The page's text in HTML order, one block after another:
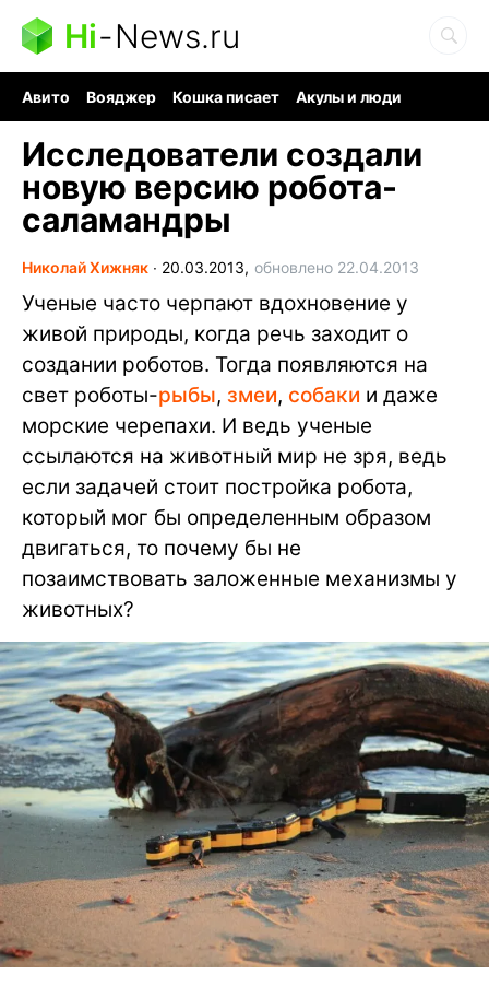
Hi-News.ru
Авито Вояджер Кошка писает
Акулы и люди
Исследователи создали
новую версию робота-
саламандры
Николай Хижняк ∙ 20.03.2013, обновлено 22.04.2013
Ученые часто черпают вдохновение у
живой природы, когда речь заходит о
создании роботов. Тогда появляются на
свет роботы-рыбы, змеи, собаки и даже
морские черепахи. И ведь ученые
ссылаются на животный мир не зря, ведь
если задачей стоит постройка робота,
который мог бы определенным образом
двигаться, то почему бы не
позаимствовать заложенные механизмы у
животных?